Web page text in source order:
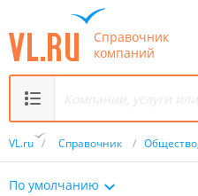
Справочник
компаний
VL.ru / Справочник /
По умолчанию